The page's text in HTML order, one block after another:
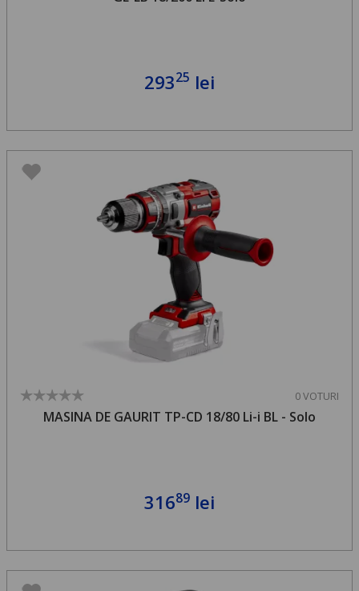
29325 lei
0 VOTURI
MASINA DE GAURIT TP-CD 18/80 Li-i BL - Solo
31689 lei